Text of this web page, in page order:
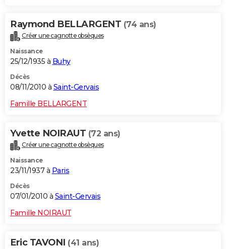
Raymond BELLARGENT (74 ans)
Créer une cagnotte obsèques
Naissance
25/12/1935 à Buhy
Décès
08/11/2010 à Saint-Gervais
Famille BELLARGENT
Yvette NOIRAUT (72 ans)
Créer une cagnotte obsèques
Naissance
23/11/1937 à Paris
Décès
07/01/2010 à Saint-Gervais
Famille NOIRAUT
Eric TAVONI (41 ans)